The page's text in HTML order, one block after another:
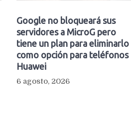
Google no bloqueará sus
servidores a MicroG pero
tiene un plan para eliminarlo
como opción para teléfonos
Huawei
6 agosto, 2026